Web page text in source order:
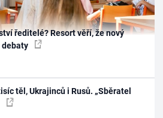
ředitelé? Resort věří, že nový
debaty
těl, Ukrajinců i Rusů. „Sběratel